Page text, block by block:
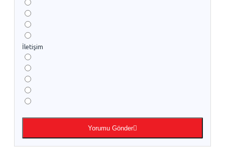
İletişim
Yorumu Gönder